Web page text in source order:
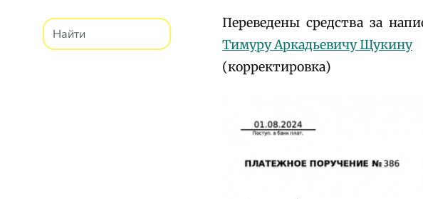
Переведены средства за
Тимуру Аркадьевичу Щукину
(корректировка)